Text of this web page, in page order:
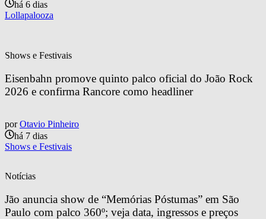
há 6 dias
Lollapalooza
Shows e Festivais
Eisenbahn promove quinto palco oficial do João Rock
2026 e confirma Rancore como headliner
por Otavio Pinheiro
há 7 dias
Shows e Festivais
Notícias
Jão anuncia show de “Memórias Póstumas” em São
Paulo com palco 360º; veja data, ingressos e preços